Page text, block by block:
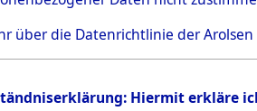
über die Datenrichtlinie der Arolsen
Hiermit erkläre